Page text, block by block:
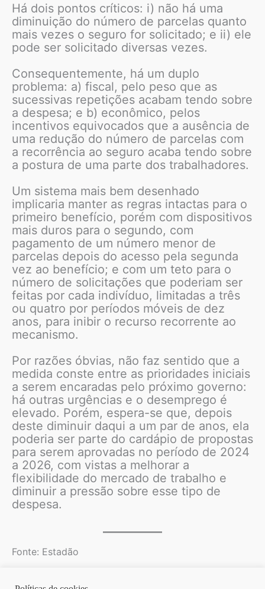
Há dois pontos críticos: i) não há uma
diminuição do número de parcelas quanto
mais vezes o seguro for solicitado; e ii) ele
pode ser solicitado diversas vezes.
Consequentemente, há um duplo
problema: a) fiscal, pelo peso que as
sucessivas repetições acabam tendo sobre
a despesa; e b) econômico, pelos
incentivos equivocados que a ausência de
uma redução do número de parcelas com
a recorrência ao seguro acaba tendo sobre
a postura de uma parte dos trabalhadores.
Um sistema mais bem desenhado
implicaria manter as regras intactas para o
primeiro benefício, porém com dispositivos
mais duros para o segundo, com
pagamento de um número menor de
parcelas depois do acesso pela segunda
vez ao benefício; e com um teto para o
número de solicitações que poderiam ser
feitas por cada indivíduo, limitadas a três
ou quatro por períodos móveis de dez
anos, para inibir o recurso recorrente ao
mecanismo.
Por razões óbvias, não faz sentido que a
medida conste entre as prioridades iniciais
a serem encaradas pelo próximo governo:
há outras urgências e o desemprego é
elevado. Porém, espera-se que, depois
deste diminuir daqui a um par de anos, ela
poderia ser parte do cardápio de propostas
para serem aprovadas no período de 2024
a 2026, com vistas a melhorar a
flexibilidade do mercado de trabalho e
diminuir a pressão sobre esse tipo de
despesa.
Fonte: Estadão